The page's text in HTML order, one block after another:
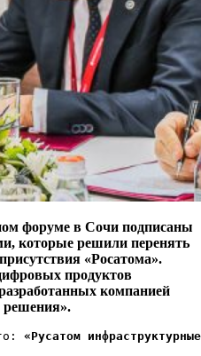
форуме в Сочи подписаны
которые решили перенять
«Росатома».
продуктов
компанией
решения».
«Русатом